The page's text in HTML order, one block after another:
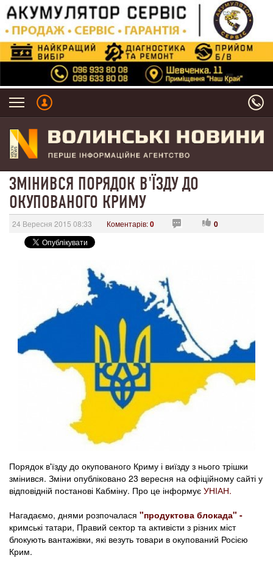
ЗМІНИВСЯ ПОРЯДОК В'ЇЗДУ ДО
ОКУПОВАНОГО КРИМУ
24 Вересня 2015 08:33 Коментарів:0 0
Порядок в'їзду до окупованого Криму і виїзду з нього трішки
змінився. Зміни опубліковано 23 вересня на офіційному сайті у
відповідній постанові Кабміну. Про це інформує УНІАН.
Нагадаємо, днями розпочалася "продуктова блокада" -
кримські татари, Правий сектор та активісти з різних міст
блокують вантажівки, які везуть товари в окупований Росією
Крим.